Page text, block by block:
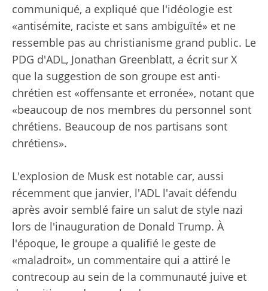
communiqué, a expliqué que l'idéologie est
«antisémite, raciste et sans ambiguïté» et ne
ressemble pas au christianisme grand public. Le
PDG d'ADL, Jonathan Greenblatt, a écrit sur X
que la suggestion de son groupe est anti-
chrétien est «offensante et erronée», notant que
«beaucoup de nos membres du personnel sont
chrétiens. Beaucoup de nos partisans sont
chrétiens».
L'explosion de Musk est notable car, aussi
récemment que janvier, l'ADL l'avait défendu
après avoir semblé faire un salut de style nazi
lors de l'inauguration de Donald Trump. À
l'époque, le groupe a qualifié le geste de
«maladroit», un commentaire qui a attiré le
contrecoup au sein de la communauté juive et